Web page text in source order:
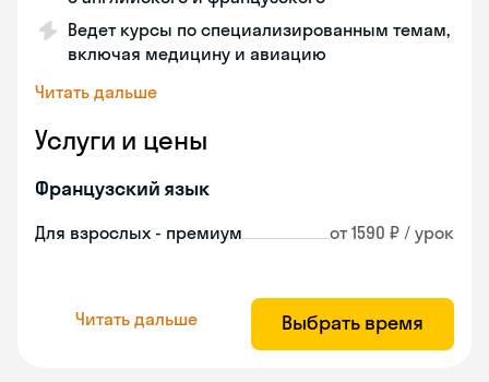
Ведет курсы по специализированным темам,
включая медицину и авиацию
Читать дальше
Услуги и цены
Французский язык
Для взрослых - премиум от 1590 ₽ / урок
Читать дальше Выбрать время